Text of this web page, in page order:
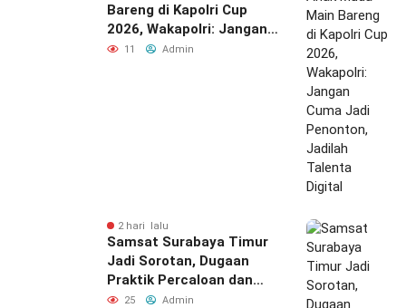
Bareng di Kapolri Cup
2026, Wakapolri: Jangan
Cuma Jadi Penonton,
11 Admin
2 hari lalu
Samsat Surabaya Timur
Jadi Sorotan, Dugaan
Praktik Percaloan dan
Pungli Mencuat
25 Admin